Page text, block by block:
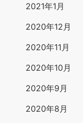
2021年1月
2020年12月
2020年11月
2020年10月
2020年9月
2020年8月